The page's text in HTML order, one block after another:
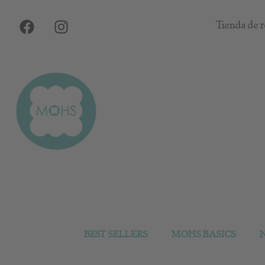
F
a
b
o
o
k
I
n
a
g
r
a
m
Tienda de
BEST SELLERS MOHS BASICS